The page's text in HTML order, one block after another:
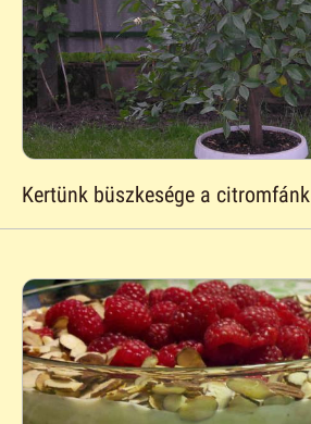
Kertünk büszkesége a citromfánk